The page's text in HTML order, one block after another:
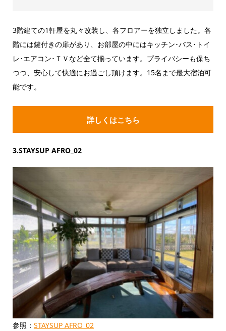
3階建ての1軒屋を丸々改装し、各フロアーを独立しました。各
階には鍵付きの扉があり、お部屋の中にはキッチン･バス･トイ
レ･エアコン･ＴＶなど全て揃っています。プライバシーも保ち
つつ、安心して快適にお過ごし頂けます。15名まで最大宿泊可
能です。
詳しくはこちら
3.STAYSUP AFRO_02
参照： STAYSUP AFRO_02